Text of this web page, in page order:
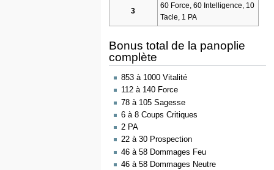
3
60 Force, 60 Intelligence, 10
Tacle, 1 PA
Bonus total de la panoplie
complète
853 à 1000 Vitalité
112 à 140 Force
78 à 105 Sagesse
6 à 8 Coups Critiques
2 PA
22 à 30 Prospection
46 à 58 Dommages Feu
46 à 58 Dommages Neutre